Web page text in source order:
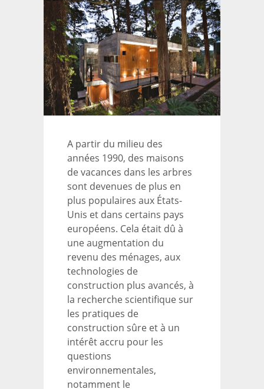
A partir du milieu des
années 1990, des maisons
de vacances dans les arbres
sont devenues de plus en
plus populaires aux États-
Unis et dans certains pays
européens. Cela était dû à
une augmentation du
revenu des ménages, aux
technologies de
construction plus avancés, à
la recherche scientifique sur
les pratiques de
construction sûre et à un
intérêt accru pour les
questions
environnementales,
notamment le